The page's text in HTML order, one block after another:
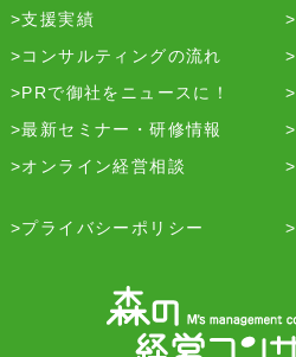
支援実績
コンサルティングの流れ
PRで御社をニュースに！
最新セミナー・研修情報
オンライン経営相談
プライバシーポリシー